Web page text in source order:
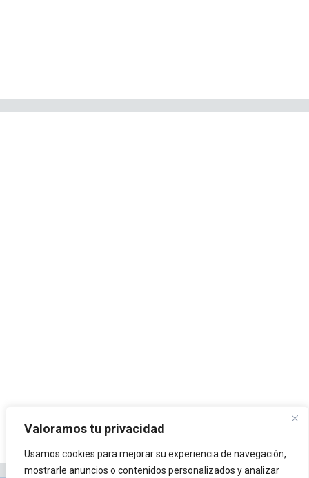
Valoramos tu privacidad
Usamos cookies para mejorar su experiencia de navegación,
mostrarle anuncios o contenidos personalizados y analizar